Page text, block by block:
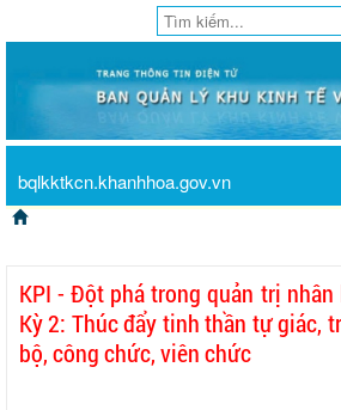
bqlkktkcn.khanhhoa.gov.vn
KPI - Đột phá trong quản trị
Kỳ 2: Thúc đẩy tinh thần tự giác,
bộ, công chức, viên chức